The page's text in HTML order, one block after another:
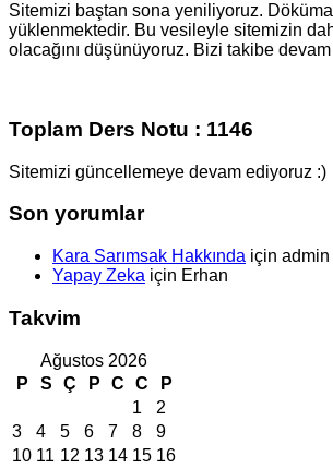
Sitemizi baştan sona yeniliyoruz.
yüklenmektedir. Bu vesileyle sitemizin
olacağını düşünüyoruz. Bizi takibe
Toplam Ders Notu : 1146
Sitemizi güncellemeye devam ediyoruz :)
Son yorumlar
Kara Sarımsak Hakkında için admin
Yapay Zeka için Erhan
Takvim
Ağustos 2026
P
S Ç P C C
P
1
2
3
4 5 6 7 8
9
10 11 12 13 14 15 16